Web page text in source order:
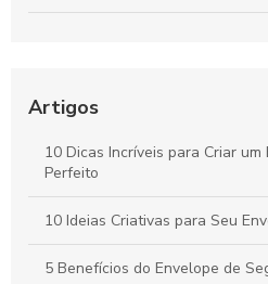
Envelope pequeno preço
Envelopes Personalizado para
Como escolher o melhor
proteção do seu patrimônio
Artigos
10 Dicas Incríveis para Criar
Perfeito
10 Ideias Criativas para Seu
5 Benefícios do Envelope de